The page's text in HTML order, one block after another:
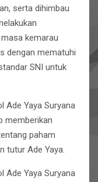
serta dihimbau
kemarau
dengan mematuhi
SNI untuk
Ade Yaya Suryana
memberikan
paham
tutur Ade Yaya.
Ade Yaya Suryana